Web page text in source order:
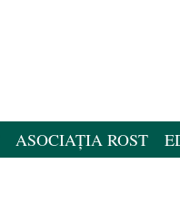
ASOCIAȚIA ROST